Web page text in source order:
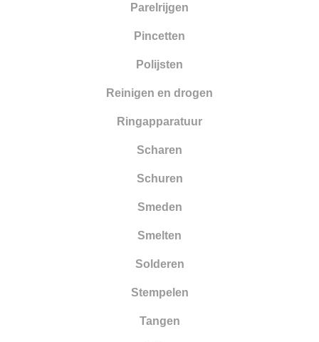
Parelrijgen
Pincetten
Polijsten
Reinigen en drogen
Ringapparatuur
Scharen
Schuren
Smeden
Smelten
Solderen
Stempelen
Tangen